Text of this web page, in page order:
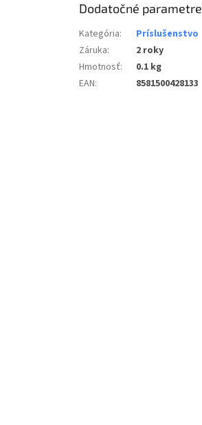
Dodatočné parametre
Kategória:
Príslušenstvo
Záruka:
2 roky
Hmotnosť:
0.1 kg
EAN: 8581500428133